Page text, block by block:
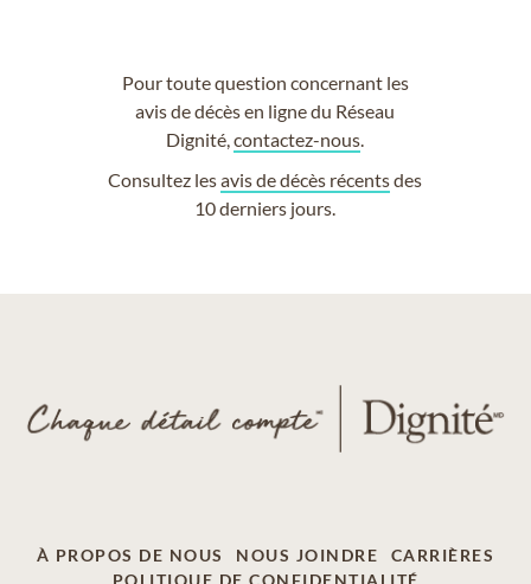
Pour toute question concernant les
avis de décès en ligne du Réseau
Dignité,contactez-nous
Consultez lesavis de décès récentsdes
10 derniers jours.
À PROPOS DE NOUS NOUS JOINDRE
CARRIÈRES